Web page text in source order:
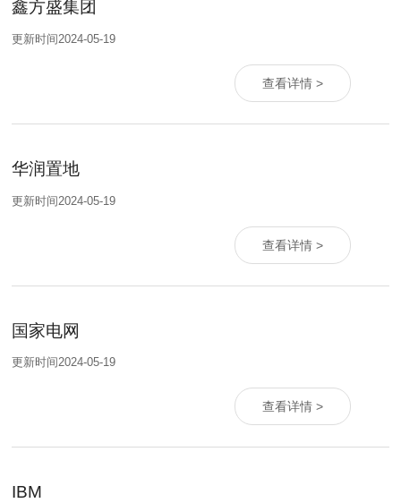
鑫方盛集团
更新时间2024-05-19
查看详情 >
华润置地
更新时间2024-05-19
查看详情 >
国家电网
更新时间2024-05-19
查看详情 >
IBM